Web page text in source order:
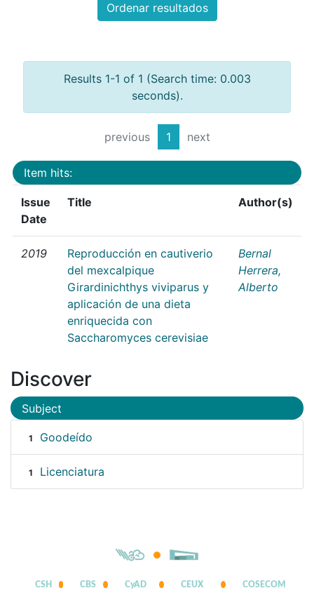
Ordenar resultados
Results 1-1 of 1 (Search time: 0.003
seconds).
previous 1 next
Item hits:
Issue
Date
Title Author(s)
2019
Reproducción en cautiverio
del mexcalpique
Girardinichthys viviparus y
aplicación de una dieta
enriquecida con
Saccharomyces cerevisiae
Bernal
Herrera,
Alberto
Discover
Subject
1 Goodeído
1 Licenciatura
CSH CBS CyAD CEUX COSECOM